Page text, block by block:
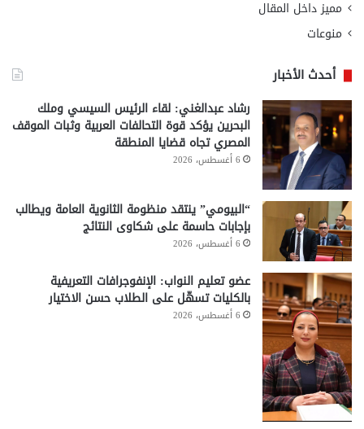
مميز داخل المقال
منوعات
أحدث الأخبار
رشاد عبدالغني: لقاء الرئيس السيسي وملك
البحرين يؤكد قوة التحالفات العربية وثبات الموقف
المصري تجاه قضايا المنطقة
6 أغسطس، 2026
“البيومي” ينتقد منظومة الثانوية العامة ويطالب
بإجابات حاسمة على شكاوى النتائج
6 أغسطس، 2026
عضو تعليم النواب: الإنفوجرافات التعريفية
بالكليات تسهّل على الطلاب حسن الاختيار
6 أغسطس، 2026